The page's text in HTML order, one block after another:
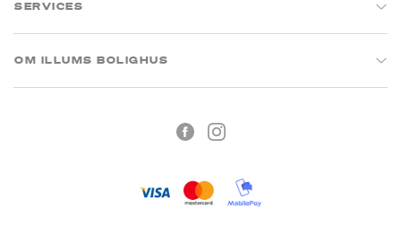
SERVICES
OM ILLUMS BOLIGHUS